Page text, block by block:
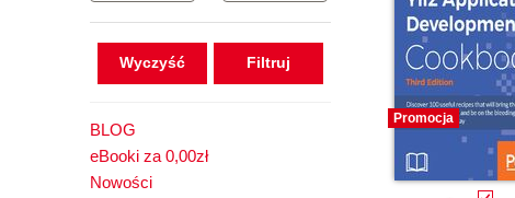
Wyczyść
BLOG
eBooki za 0,00zł
Nowości
Promocja